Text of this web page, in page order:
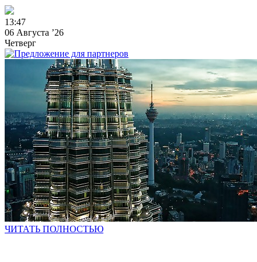
13:47
06 Августа ’26
Четверг
ЧИТАТЬ ПОЛНОСТЬЮ